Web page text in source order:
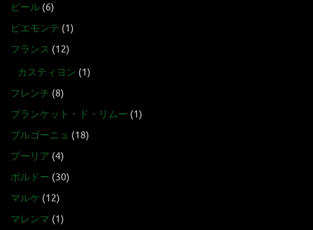
ビール (6)
ピエモンテ (1)
フランス (12)
カスティヨン (1)
フレンチ (8)
ブランケット・ド・リムー (1)
ブルゴーニュ (18)
プーリア (4)
ボルドー (30)
マルケ (12)
マレンマ (1)